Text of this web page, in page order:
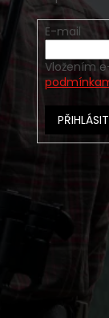
E-mail
Vložením